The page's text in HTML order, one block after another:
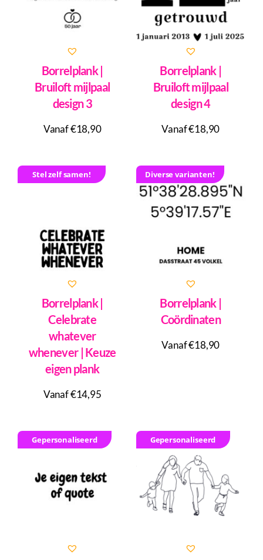
Borrelplank |
Bruiloft mijlpaal
design 3
Vanaf €18,90
Borrelplank |
Bruiloft mijlpaal
design 4
Vanaf €18,90
Stel zelf samen!
Borrelplank |
Celebrate
whatever
whenever | Keuze
eigen plank
Vanaf €14,95
Diverse varianten!
Borrelplank |
Coördinaten
Vanaf €18,90
Gepersonaliseerd Gepersonaliseerd